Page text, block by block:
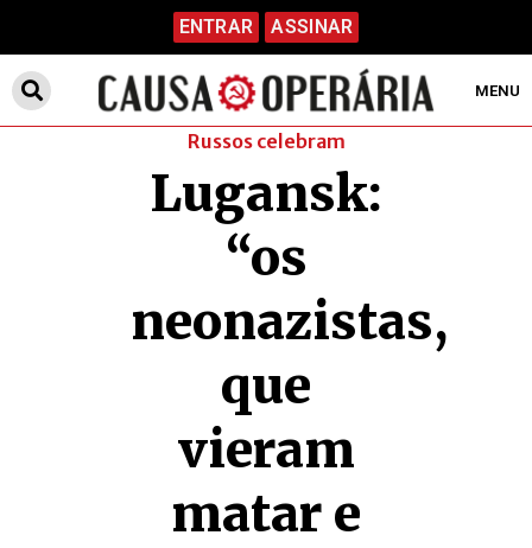
ENTRAR ASSINAR
MENU
Russos celebram
Lugansk:
“os
neonazistas,
que
vieram
matar e